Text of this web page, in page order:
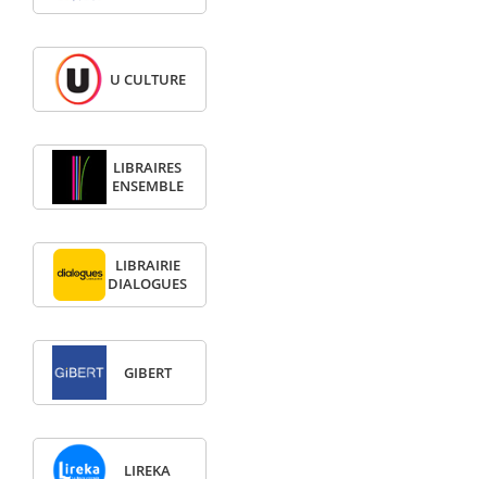
U CULTURE
LIBRAIRES
ENSEMBLE
LIBRAIRIE
DIALOGUES
GIBERT
LIREKA